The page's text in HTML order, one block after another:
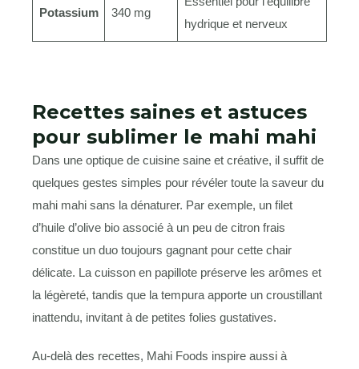
Potassium 340 mg
hydrique et nerveux
Recettes saines et astuces
pour sublimer le mahi mahi
Dans une optique de cuisine saine et créative, il suffit de
quelques gestes simples pour révéler toute la saveur du
mahi mahi sans la dénaturer. Par exemple, un filet
d’huile d’olive bio associé à un peu de citron frais
constitue un duo toujours gagnant pour cette chair
délicate. La cuisson en papillote préserve les arômes et
la légèreté, tandis que la tempura apporte un croustillant
inattendu, invitant à de petites folies gustatives.
Au-delà des recettes, Mahi Foods inspire aussi à